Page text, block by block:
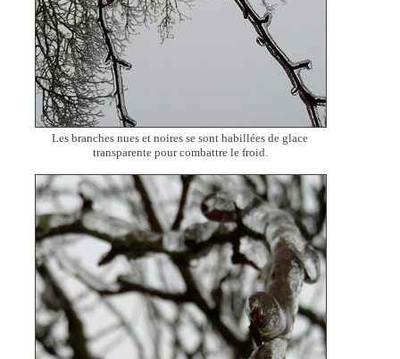
Les branches nues et noires se sont habillées de glace
transparente pour combattre le froid.